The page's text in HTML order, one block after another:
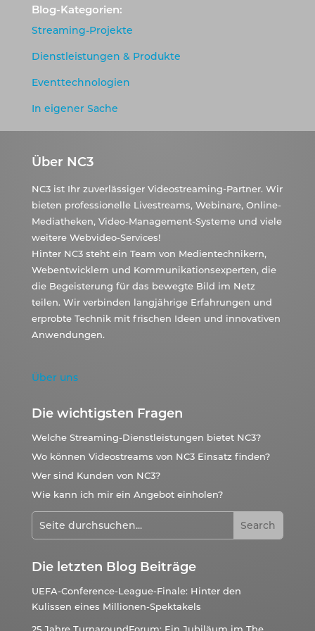
Blog-Kategorien:
Streaming-Projekte
Dienstleistungen & Produkte
Eventtechnologien
In eigener Sache
Über NC3
NC3 ist Ihr zuverlässiger Videostreaming-Partner. Wir
bieten professionelle Livestreams, Webinare, Online-
Mediatheken, Video-Management-Systeme und viele
weitere Webvideo-Services!
Hinter NC3 steht ein Team von Medientechnikern,
Webentwicklern und Kommunikationsexperten, die
die Begeisterung für das bewegte Bild im Netz
teilen. Wir verbinden langjährige Erfahrungen und
erprobte Technik mit frischen Ideen und innovativen
Anwendungen.
Über uns
Die wichtigsten Fragen
Welche Streaming-Dienstleistungen bietet NC3?
Wo können Videostreams von NC3 Einsatz finden?
Wer sind Kunden von NC3?
Wie kann ich mir ein Angebot einholen?
Die letzten Blog Beiträge
UEFA-Conference-League-Finale: Hinter den
Kulissen eines Millionen-Spektakels